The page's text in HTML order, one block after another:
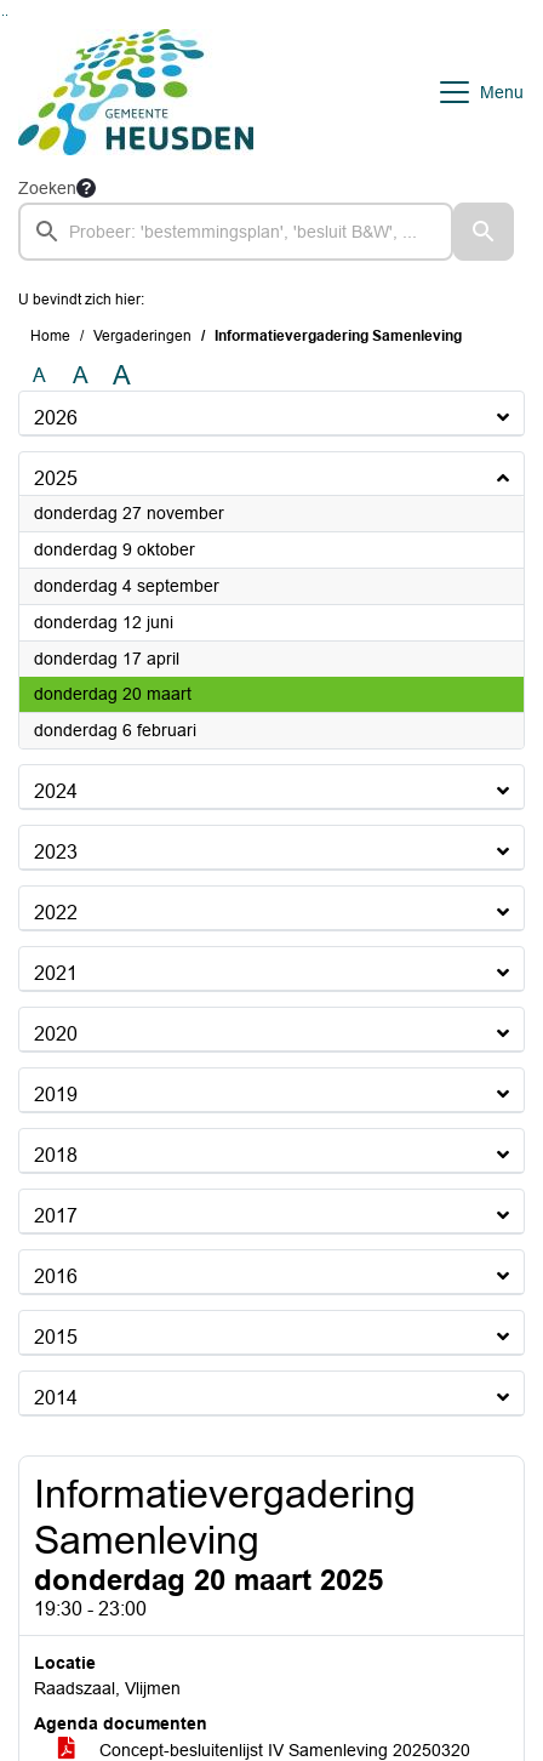
Ga naar de inhoud van deze pagina
Ga naar het zoeken
Ga naar het menu
Menu
Zoeken
U bevindt zich hier:
Home Vergaderingen Informatievergadering Samenleving
A A A
2026
2025
donderdag 27 november2025
donderdag 9 oktober2025
donderdag 4 september2025
donderdag 12 juni2025
donderdag 17 april2025
donderdag 20 maart2025
donderdag 6 februari2025
2024
2023
2022
2021
2020
2019
2018
2017
2016
2015
2014
Informatievergadering
Samenleving
donderdag 20 maart 2025
19:30 - 23:00
Locatie
Raadszaal, Vlijmen
Agenda documenten
Concept-besluitenlijst IV Samenleving 20250320